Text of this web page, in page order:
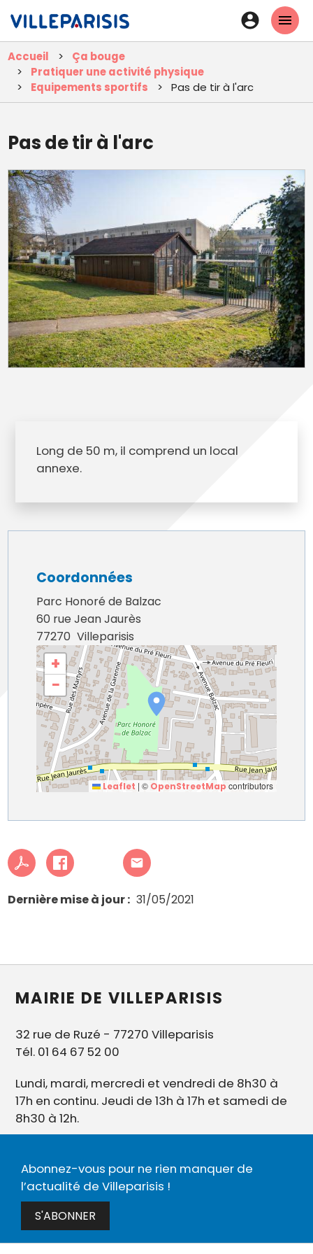
contenu
En-
tête
Accueil
Ça bouge
Pratiquer une activité physique
Equipements sportifs
Pas de tir à l'arc
Pas de tir à l'arc
Long de 50 m, il comprend un local
annexe.
Coordonnées
Parc Honoré de Balzac
60 rue Jean Jaurès
77270 Villeparisis
+
−
Leaflet | © OpenStreetMap contributors
Dernière mise à jour 31/05/2021
MAIRIE DE VILLEPARISIS
32 rue de Ruzé - 77270 Villeparisis
Tél. 01 64 67 52 00
Lundi, mardi, mercredi et vendredi de 8h30 à
17h en continu. Jeudi de 13h à 17h et samedi de
8h30 à 12h.
Abonnez-vous pour ne rien manquer de
l’actualité de Villeparisis !
S'ABONNER